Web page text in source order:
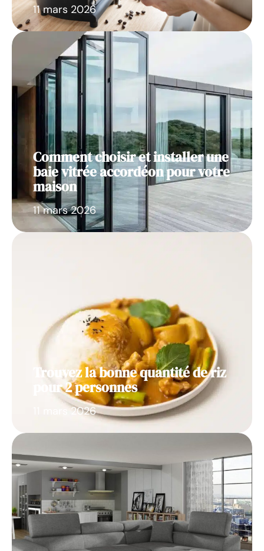
11 mars 2026
Comment choisir et installer une
baie vitrée accordéon pour votre
maison
11 mars 2026
Trouvez la bonne quantité de riz
pour 2 personnes
11 mars 2026